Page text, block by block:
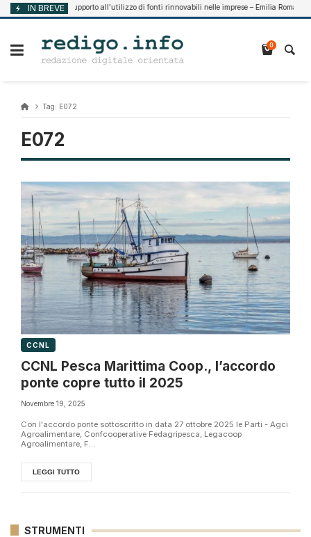
Vai
al
IN BREVE
Agosto 7, 2026 Supporto all’utilizzo di fonti rinnovabili nelle imprese – Emilia Romagna
0
Tag: E072
E072
CCNL
CCNL Pesca Marittima Coop., l’accordo
ponte copre tutto il 2025
Novembre 19, 2025
Con l'accordo ponte sottoscritto in data 27 ottobre 2025 le Parti - Agci
Agroalimentare, Confcooperative Fedagripesca, Legacoop
Agroalimentare, F...
LEGGI TUTTO
STRUMENTI